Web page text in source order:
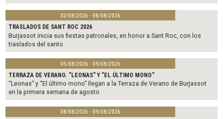
02/08/2026 - 08/08/2026
TRASLADOS DE SANT ROC 2026
Burjassot inicia sus fiestas patronales, en honor a Sant Roc, con los
traslados del santo
05/08/2026 - 09/08/2026
TERRAZA DE VERANO. "LEONAS" Y "EL ÚLTIMO MONO"
“Leonas” y “El último mono” llegan a la Terraza de Verano de Burjassot
en la primera semana de agosto
08/08/2026 - 09/08/2026